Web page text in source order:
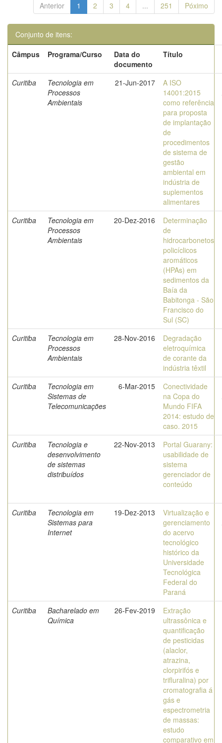
Anterior 1 2 3 4 ... 251 Póximo
Conjunto de itens:
Câmpus
Programa/Curso
Data do
documento
Título
Curitiba
Tecnologia em
Processos
Ambientais
21-Jun-2017
A ISO
14001:2015
como referência
para proposta
de implantação
de
procedimentos
de sistema de
gestão
ambiental em
indústria de
suplementos
alimentares
Curitiba
Tecnologia em
Processos
Ambientais
20-Dez-2016
Determinação
de
hidrocarbonetos
policíclicos
aromáticos
(HPAs) em
sedimentos da
Baía da
Babitonga - São
Francisco do
Sul (SC)
Curitiba
Tecnologia em
Processos
Ambientais
28-Nov-2016
Degradação
eletroquímica
de corante da
indústria têxtil
Curitiba
Tecnologia em
Sistemas de
Telecomunicações
6-Mar-2015
Conectividade
na Copa do
Mundo FIFA
2014: estudo de
caso. 2015
Curitiba
Tecnologia e
desenvolvimento
de sistemas
distribuídos
22-Nov-2013
Portal Guarany:
usabilidade de
sistema
gerenciador de
conteúdo
Curitiba
Tecnologia em
Sistemas para
Internet
19-Dez-2013
Virtualização e
gerenciamento
do acervo
tecnológico
histórico da
Universidade
Tecnológica
Federal do
Paraná
Curitiba
Bacharelado em
Química
26-Fev-2019
Extração
ultrassônica e
quantificação
de pesticidas
(alaclor,
atrazina,
clorpirifós e
trifluralina) por
cromatografia á
gás e
espectrometria
de massas:
estudo
comparativo em